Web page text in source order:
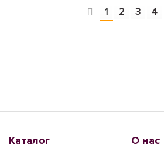
1 2 3 4
Каталог О нас